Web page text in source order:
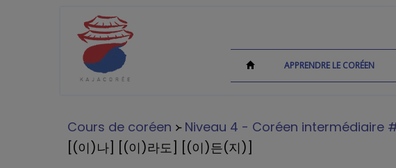
APPRENDRE LE CORÉEN
Cours de coréen ᚛ Niveau 4 - Coréen intermédiaire
[(이)나] [(이)라도] [(이)든(지)]